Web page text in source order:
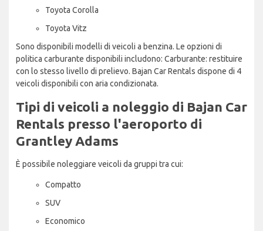
Toyota Corolla
Toyota Vitz
Sono disponibili modelli di veicoli a benzina. Le opzioni di
politica carburante disponibili includono: Carburante: restituire
con lo stesso livello di prelievo. Bajan Car Rentals dispone di 4
veicoli disponibili con aria condizionata.
Tipi di veicoli a noleggio di Bajan Car
Rentals presso l'aeroporto di
Grantley Adams
È possibile noleggiare veicoli da gruppi tra cui:
Compatto
SUV
Economico